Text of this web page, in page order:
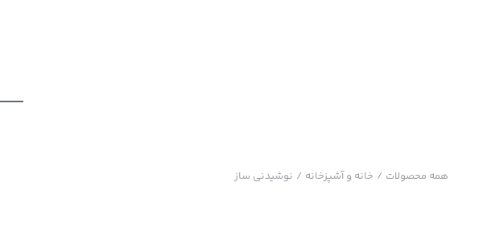
همه محصولات / خانه و آشپزخانه / نوشیدنی ساز